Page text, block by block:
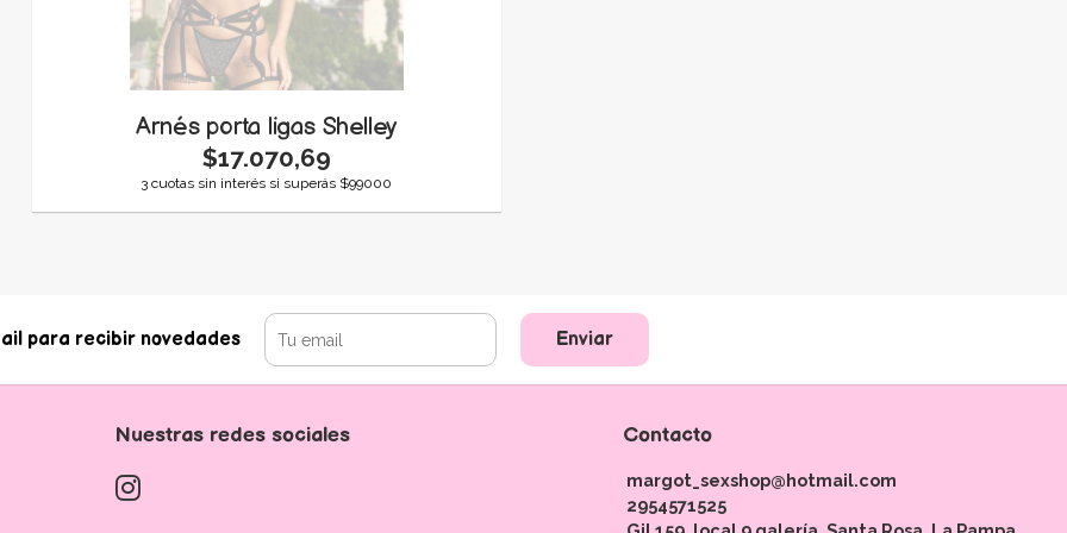
Arnés porta ligas Shelley
$17.070,69
3 cuotas sin interés si superás $99000
para recibir novedades Enviar
Nuestras redes sociales Contacto
margot_sexshop@hotmail.com
2954571525